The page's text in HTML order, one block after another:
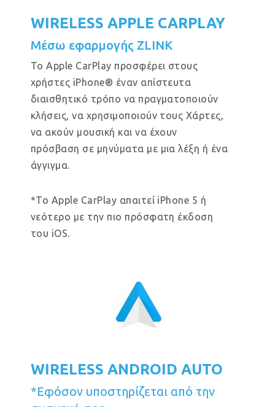
WIRELESS APPLE CARPLAY
Μέσω εφαρμογής ZLINK
Το Apple CarPlay προσφέρει στους
χρήστες iPhone® έναν απίστευτα
διαισθητικό τρόπο να πραγματοποιούν
κλήσεις, να χρησιμοποιούν τους Χάρτες,
να ακούν μουσική και να έχουν
πρόσβαση σε μηνύματα με μια λέξη ή ένα
άγγιγμα.
*Το Apple CarPlay απαιτεί iPhone 5 ή
νεότερο με την πιο πρόσφατη έκδοση
του iOS.
WIRELESS ANDROID AUTO
*Εφόσον υποστηρίζεται από την